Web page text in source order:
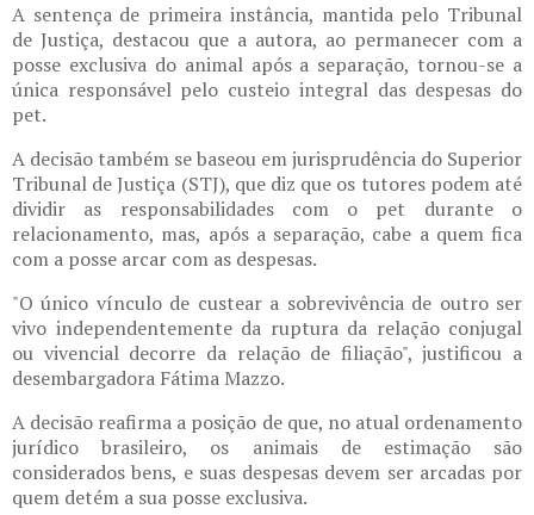
A sentença de primeira instância, mantida pelo Tribunal
de Justiça, destacou que a autora, ao permanecer com a
posse exclusiva do animal após a separação, tornou-se a
única responsável pelo custeio integral das despesas do
pet.
A decisão também se baseou em jurisprudência do Superior
Tribunal de Justiça (STJ), que diz que os tutores podem até
dividir as responsabilidades com o pet durante o
relacionamento, mas, após a separação, cabe a quem fica
com a posse arcar com as despesas.
"O único vínculo de custear a sobrevivência de outro ser
vivo independentemente da ruptura da relação conjugal
ou vivencial decorre da relação de filiação", justificou a
desembargadora Fátima Mazzo.
A decisão reafirma a posição de que, no atual ordenamento
jurídico brasileiro, os animais de estimação são
considerados bens, e suas despesas devem ser arcadas por
quem detém a sua posse exclusiva.